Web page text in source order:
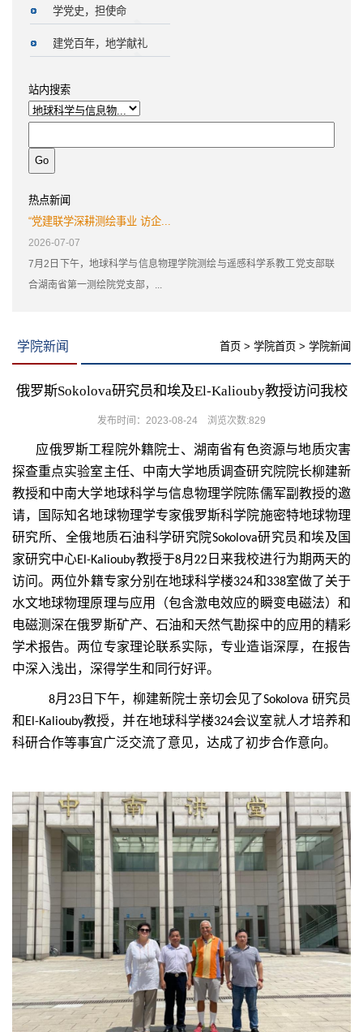
学党史，担使命
建党百年，地学献礼
站内搜索
热点新闻
“党建联学深耕测绘事业 访企...
2026-07-07
7月2日下午，地球科学与信息物理学院测绘与遥感科学系教工党支部联
合湖南省第一测绘院党支部，...
学院新闻 首页 > 学院首页 > 学院新闻
俄罗斯Sokolova研究员和埃及El-Kaliouby教授访问我校
发布时间：2023-08-24 浏览次数:829
应俄罗斯工程院外籍院士、湖南省有色资源与地质灾害
探查重点实验室主任、中南大学地质调查研究院院长柳建新
教授和中南大学地球科学与信息物理学院陈儒军副教授的邀
请，国际知名地球物理学专家俄罗斯科学院施密特地球物理
研究所、全俄地质石油科学研究院Sokolova研究员和埃及国
家研究中心El-Kaliouby教授于8月22 日 来我校进行为期两天的
访问。两位外籍专家分别在地球科学楼324和338室做了关于
水文地球物理原理与应用（包含激电效应的瞬变电磁法）和
电磁测深在俄罗斯矿产、石油和天然气勘探中的应用的精彩
学术报告。 两位专家理论联系实际，专业造诣深厚， 在报告
中深入浅出，深得学生和同行好评。
8月 23日下午，柳建新院士亲切会见了Sokolova 研究员
和 El-Kaliouby教授，并在地球科学楼324会议室就人才培养和
科研合作等事宜广泛交流了意见，达成了初步合作意向。